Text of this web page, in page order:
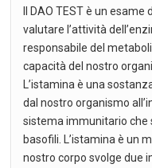
Il DAO TEST è un
valutare l’attività
responsabile del
capacità del nostro
L’istamina è una
dal nostro organismo
sistema immunitario che
basofili. L’istamina è un
nostro corpo svolge due